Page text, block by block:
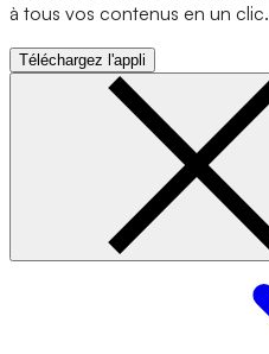
à tous vos contenus en un clic.
Téléchargez l'appli